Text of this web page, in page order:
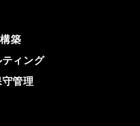
築
ィング
管理